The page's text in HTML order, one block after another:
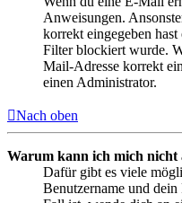
Anweisungen.
korrekt eingegeben
Filter blockiert wurde.
Mail-Adresse korrekt
einen Administrator.
Nach oben
Warum kann ich mich nicht
Dafür gibt es viele
Benutzername und